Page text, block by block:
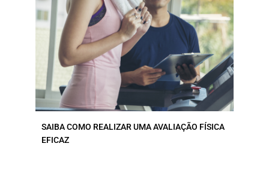
SAIBA COMO REALIZAR UMA AVALIAÇÃO FÍSICA
EFICAZ